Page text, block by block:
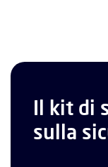
Il kit di
sulla